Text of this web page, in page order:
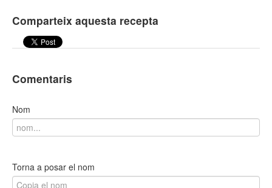
Comparteix aquesta recepta
Comentaris
Nom
Torna a posar el nom